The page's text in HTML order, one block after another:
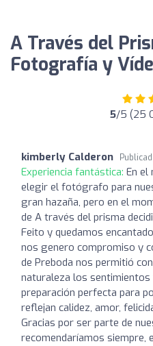
A Través del
Fotografía y
5/5 (25
kimberly Calderon
Experiencia fantástica: En el
elegir el fotógrafo para
gran hazaña, pero en el
de A través del prisma
Feito y quedamos
nos genero compromiso y
de Preboda nos permitió
naturaleza los
preparación perfecta para
reflejan calidez, amor,
Gracias por ser parte de
recomendaríamos siempre,